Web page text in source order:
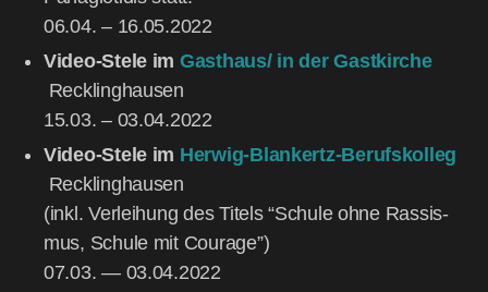
06.04. – 16.05.2022
Video-Ste­le im Gasthaus/ in der Gast­kir­che
Reck­ling­hau­sen
15.03. – 03.04.2022
Video-Ste­le im Her­wig-Blan­kertz-Berufs­kol­leg
Reck­ling­hau­sen
(inkl. Ver­lei­hung des Titels “Schu­le ohne Ras­sis­
mus, Schu­le mit Cou­ra­ge”)
07.03. — 03.04.2022